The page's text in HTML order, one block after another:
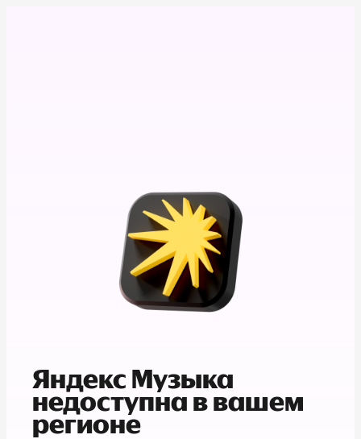
Яндекс Музыка
недоступна в вашем
регионе